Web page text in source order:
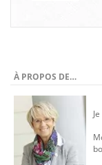
À PROPOS DE…